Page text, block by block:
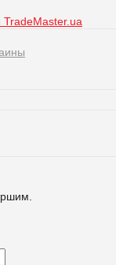
TradeMaster.ua